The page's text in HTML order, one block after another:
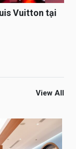
Vuitton tại
View All